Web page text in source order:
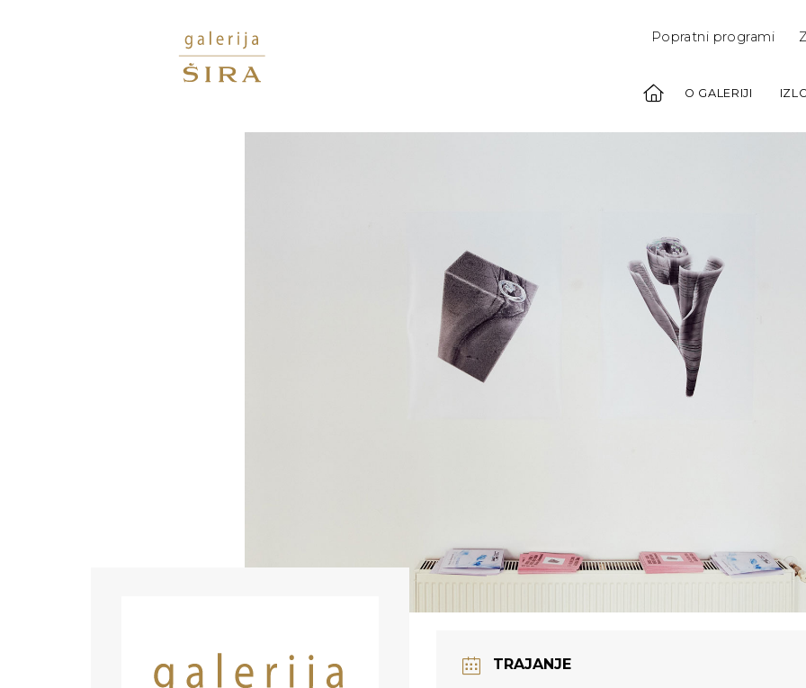
Popratni programi
O GALERIJI
TRAJANJE